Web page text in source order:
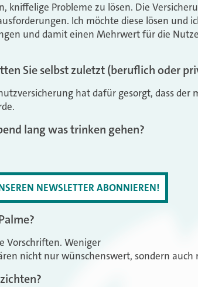
kniffelige Probleme zu lösen. Die
Ich möchte diese lösen und
und damit einen Mehrwert für die
Sie selbst zuletzt (beruflich oder
hat dafür gesorgt, dass der
lang was trinken gehen?
NEWSLETTER ABONNIEREN!
Vorschriften. Weniger
nicht nur wünschenswert, sondern auch